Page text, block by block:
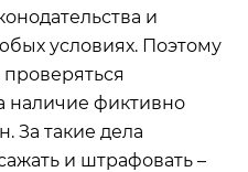
и
условиях. Поэтому
наличие фиктивно
За такие дела
и штрафовать –